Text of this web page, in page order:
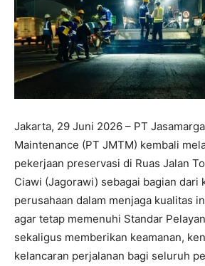
Jakarta, 29 Juni 2026 – PT
Maintenance (PT JMTM) kembali
pekerjaan preservasi di Ruas Jalan
Ciawi (Jagorawi) sebagai bagian dari
perusahaan dalam menjaga kualitas
agar tetap memenuhi Standar
sekaligus memberikan keamanan,
kelancaran perjalanan bagi seluruh